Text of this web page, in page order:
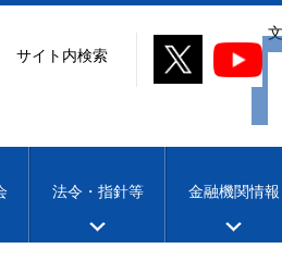
サイト内検索
法令・指針等 金融機関情報